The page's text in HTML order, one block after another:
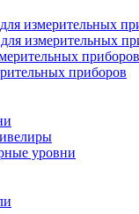
измерительных
измерительных
приборов
приборов
уровни